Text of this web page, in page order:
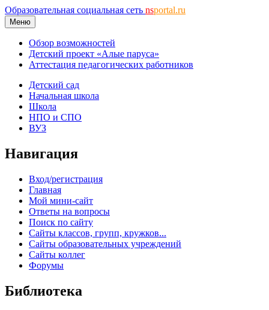
Образовательная социальная сеть nsportal.ru
Меню
Обзор возможностей
Детский проект «Алые паруса»
Аттестация педагогических работников
Детский сад
Начальная школа
Школа
НПО и СПО
ВУЗ
Навигация
Вход/регистрация
Главная
Мой мини-сайт
Ответы на вопросы
Поиск по сайту
Сайты классов, групп, кружков...
Сайты образовательных учреждений
Сайты коллег
Форумы
Библиотека